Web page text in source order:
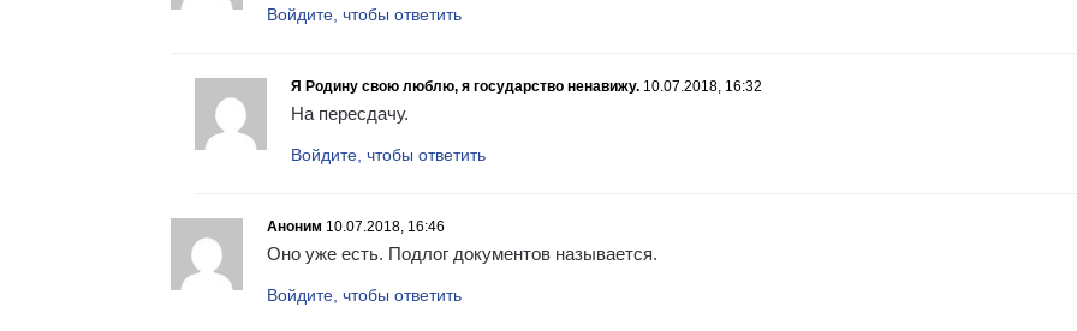
Войдите, чтобы ответить
Я Родину свою люблю, я государство ненавижу. 10.07.2018, 16:32
На пересдачу.
Войдите, чтобы ответить
Аноним 10.07.2018, 16:46
Оно уже есть. Подлог документов называется.
Войдите, чтобы ответить